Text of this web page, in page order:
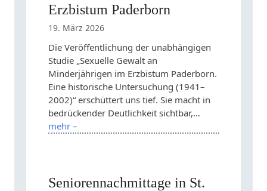
Erzbistum Paderborn
19. März 2026
Die Veröffentlichung der unabhängigen
Studie „Sexuelle Gewalt an
Minderjährigen im Erzbistum Paderborn.
Eine historische Untersuchung (1941–
2002)“ erschüttert uns tief. Sie macht in
bedrückender Deutlichkeit sichtbar,…
mehr –
Seniorennachmittage in St.